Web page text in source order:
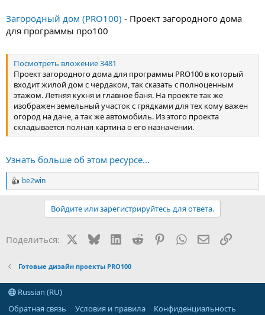
Загородный дом (PRO100) - Проект загородного дома
для программы про100
Посмотреть вложение 3481
Проект загородного дома для программы PRO100 в который
входит жилой дом с чердаком, так сказать с полноценным
этажом. Летняя кухня и главное баня. На проекте так же
изображен земельный участок с грядками для тех кому важен
огород на даче, а так же автомобиль. Из этого проекта
складывается полная картина о его назначении.
Узнать больше об этом ресурсе...
Р
е
и
be2win
Войдите или зарегистрируйтесь для ответа.
Поделиться: BlueskyLinkedIn
Reddit PinterestWhatsApp Ссылка
Готовые дизайн проекты PRO100
Russian (RU)
Обратная связь
Условия и правила
Конфиденциальность